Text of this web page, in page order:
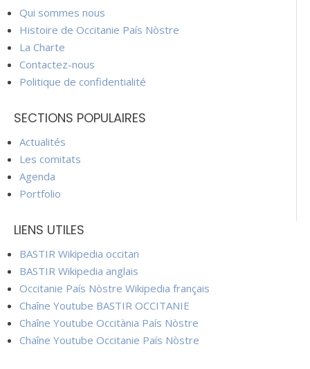
Qui sommes nous
Histoire de Occitanie País Nòstre
La Charte
Contactez-nous
Politique de confidentialité
SECTIONS POPULAIRES
Actualités
Les comitats
Agenda
Portfolio
LIENS UTILES
BASTIR Wikipedia occitan
BASTIR Wikipedia anglais
Occitanie País Nòstre Wikipedia français
Chaîne Youtube BASTIR OCCITANIE
Chaîne Youtube Occitània País Nòstre
Chaîne Youtube Occitanie País Nòstre